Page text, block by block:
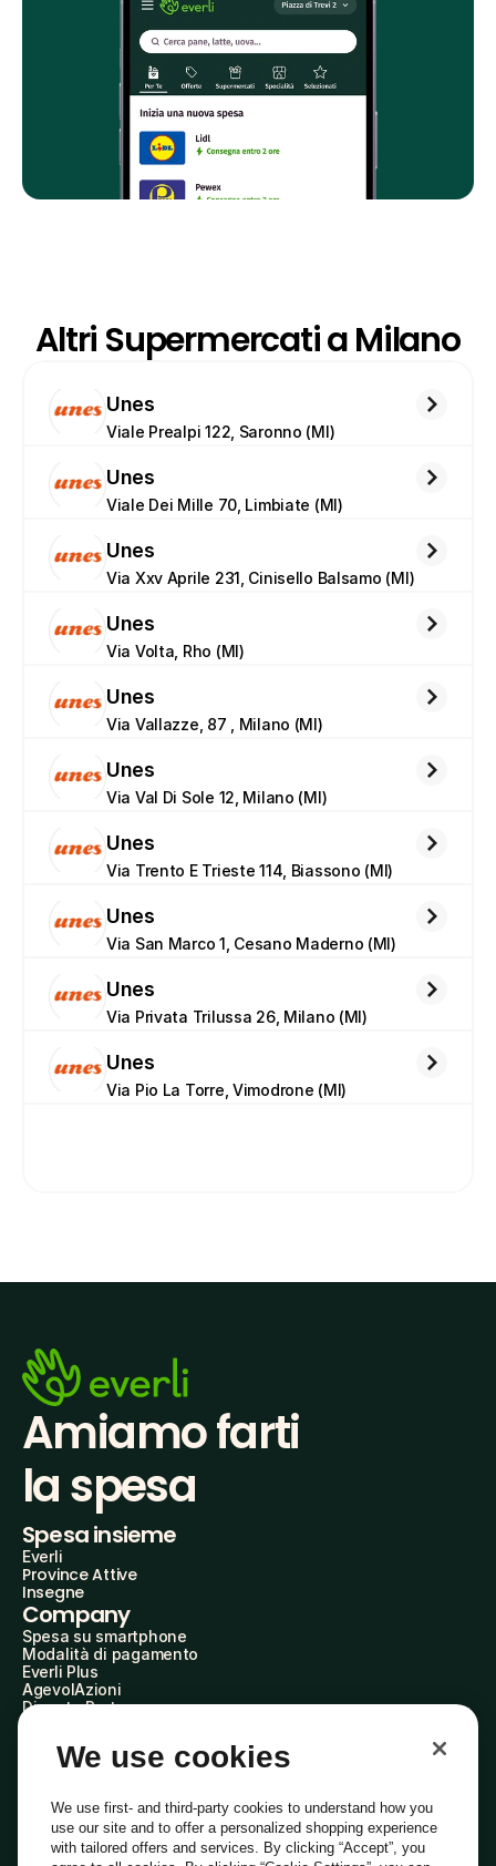
Altri Supermercati a Milano
Unes
Viale Prealpi 122, Saronno (MI)
Unes
Viale Dei Mille 70, Limbiate (MI)
Unes
Via Xxv Aprile 231, Cinisello Balsamo (MI)
Unes
Via Volta, Rho (MI)
Unes
Via Vallazze, 87 , Milano (MI)
Unes
Via Val Di Sole 12, Milano (MI)
Unes
Via Trento E Trieste 114, Biassono (MI)
Unes
Via San Marco 1, Cesano Maderno (MI)
Unes
Via Privata Trilussa 26, Milano (MI)
Unes
Via Pio La Torre, Vimodrone (MI)
Amiamo farti
la spesa
Spesa insieme
Everli
Province Attive
Insegne
Company
Spesa su smartphone
Modalità di pagamento
Everli Plus
AgevolAzioni
Diventa Partner
Everli Shoppers
About Us
Everli News
Domande frequenti
Lavora con noi
Diventa Shopper
We use cookies
We use first- and third-party cookies to understand how you
use our site and to offer a personalized shopping experience
with tailored offers and services. By clicking “Accept”, you